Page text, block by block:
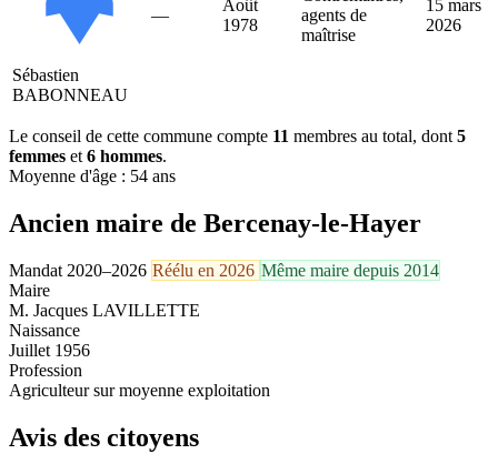
Sébastien
BABONNEAU
—
Août
1978
agents de
maîtrise
15 mars
2026
Le conseil de cette commune compte 11 membres au total, dont 5
femmes et 6 hommes.
Moyenne d'âge : 54 ans
Ancien maire de Bercenay-le-Hayer
Mandat 2020–2026 Réélu en 2026 Même maire depuis 2014
Maire
M. Jacques LAVILLETTE
Naissance
Juillet 1956
Profession
Agriculteur sur moyenne exploitation
Avis des citoyens